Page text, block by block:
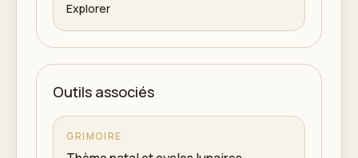
Explorer
Outils associés
GRIMOIRE